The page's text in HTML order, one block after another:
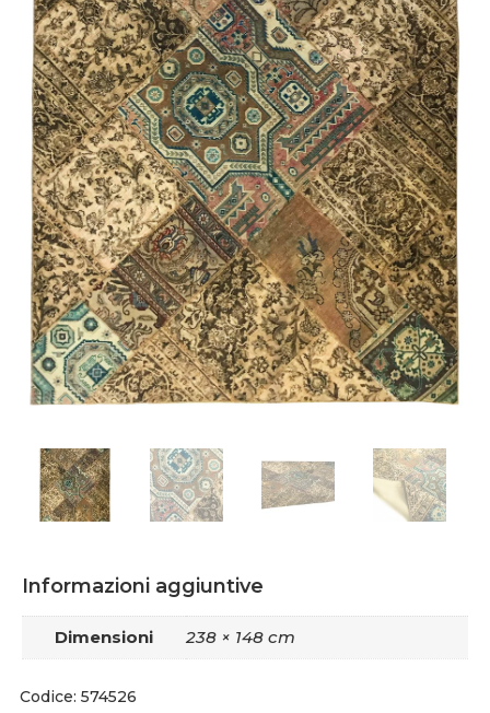
Informazioni aggiuntive
Dimensioni 238 × 148 cm
Codice: 574526